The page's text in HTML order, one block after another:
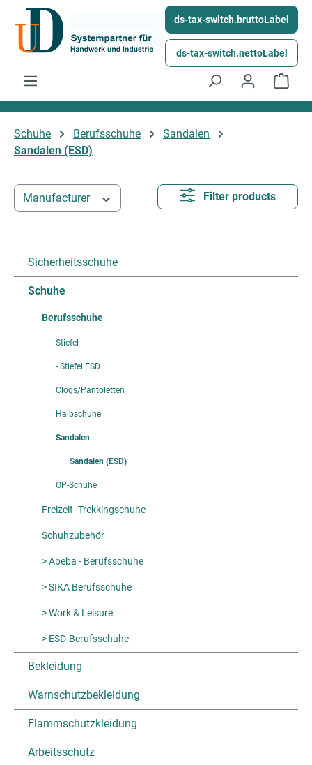
Skip to main content ds-tax-switch.bruttoLabel
ds-tax-switch.nettoLabel
Schuhe Berufsschuhe
Sandalen
Sandalen (ESD)
Manufacturer Filter products
Sicherheitsschuhe
Schuhe
Berufsschuhe
Stiefel
- Stiefel ESD
Clogs/Pantoletten
Halbschuhe
Sandalen
Sandalen (ESD)
OP-Schuhe
Freizeit- Trekkingschuhe
Schuhzubehör
> Abeba - Berufsschuhe
> SIKA Berufsschuhe
> Work & Leisure
> ESD-Berufsschuhe
Bekleidung
Warnschutzbekleidung
Flammschutzkleidung
Arbeitsschutz